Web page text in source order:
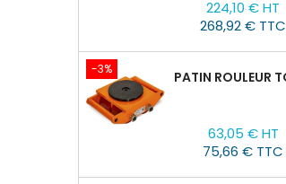
base
224,10 € HT
268,92 € TTC
-3%
base
63,05 € HT
75,66 € TTC